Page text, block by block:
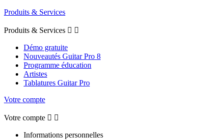
Produits & Services
Produits & Services  
Démo gratuite
Nouveautés Guitar Pro 8
Programme éducation
Artistes
Tablatures Guitar Pro
Votre compte
Votre compte  
Informations personnelles